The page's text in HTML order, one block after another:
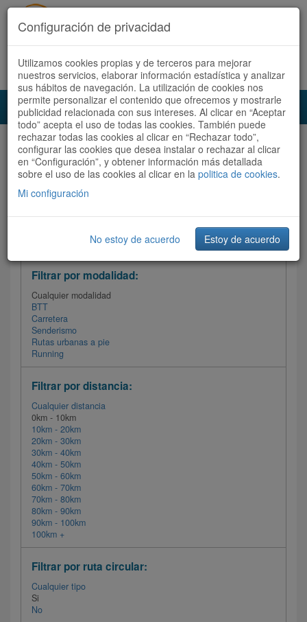
Acceder Registrate ahora Español | Català
Audioruta Todas las rutas
Todas las rutas Ordenar por:Más recientes
Filtrar las rutas
Filtrar por modalidad:
Cualquier modalidad
BTT
Carretera
Senderismo
Rutas urbanas a pie
Running
Filtrar por distancia:
Cualquier distancia
0km - 10km
10km - 20km
20km - 30km
30km - 40km
40km - 50km
50km - 60km
60km - 70km
70km - 80km
80km - 90km
90km - 100km
100km +
Filtrar por ruta circular:
Cualquier tipo
Si
No
Configuración de privacidad
Utilizamos cookies propias y de terceros para mejorar
nuestros servicios, elaborar información estadística y analizar
sus hábitos de navegación. La utilización de cookies nos
permite personalizar el contenido que ofrecemos y mostrarle
publicidad relacionada con sus intereses. Al clicar en “Aceptar
todo” acepta el uso de todas las cookies. También puede
rechazar todas las cookies al clicar en “Rechazar todo”,
configurar las cookies que desea instalar o rechazar al clicar
en “Configuración”, y obtener información más detallada
sobre el uso de las cookies al clicar en la politica de cookies.
Mi configuración
No estoy de acuerdo Estoy de acuerdo